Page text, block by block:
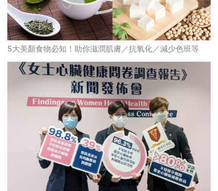
5大美顏食物必知！助你滋潤肌膚／抗氧化／減少色班等